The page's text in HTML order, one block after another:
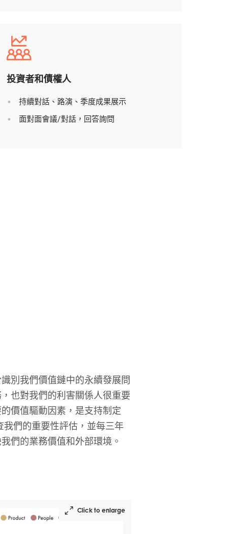
投資者和債權人
持續對話、路演、季度成果展示
面對面會議/對話，回答詢問
別我們價值鏈中的永續發展問
也對我們的利害關係人很重要
價值驅動因素，是支持制定
們的重要性評估，並每三年
們的業務價值和外部環境。